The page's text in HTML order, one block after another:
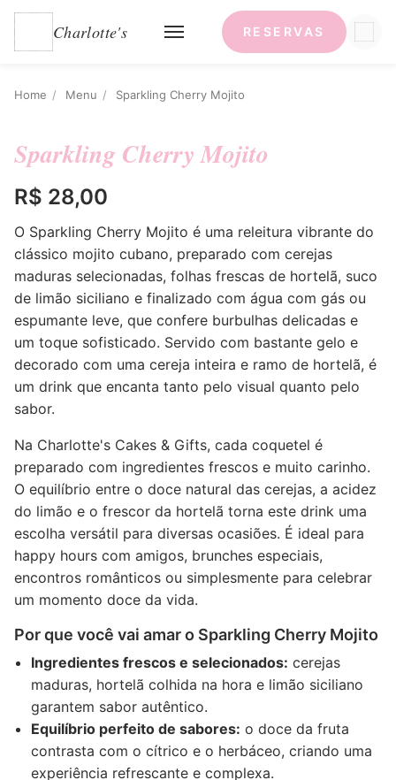
Charlotte's RESERVAS
Home / Menu / Sparkling Cherry Mojito
Sparkling Cherry Mojito
R$ 28,00
O Sparkling Cherry Mojito é uma releitura vibrante do
clássico mojito cubano, preparado com cerejas
maduras selecionadas, folhas frescas de hortelã, suco
de limão siciliano e finalizado com água com gás ou
espumante leve, que confere burbulhas delicadas e
um toque sofisticado. Servido com bastante gelo e
decorado com uma cereja inteira e ramo de hortelã, é
um drink que encanta tanto pelo visual quanto pelo
sabor.
Na Charlotte's Cakes & Gifts, cada coquetel é
preparado com ingredientes frescos e muito carinho.
O equilíbrio entre o doce natural das cerejas, a acidez
do limão e o frescor da hortelã torna este drink uma
escolha versátil para diversas ocasiões. É ideal para
happy hours com amigos, brunches especiais,
encontros românticos ou simplesmente para celebrar
um momento doce da vida.
Por que você vai amar o Sparkling Cherry Mojito
Ingredientes frescos e selecionados: cerejas
maduras, hortelã colhida na hora e limão siciliano
garantem sabor autêntico.
Equilíbrio perfeito de sabores: o doce da fruta
contrasta com o cítrico e o herbáceo, criando uma
experiência refrescante e complexa.